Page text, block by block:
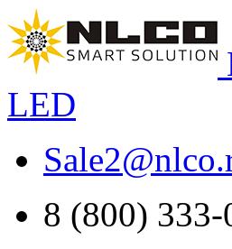
LED
Sale2@
8 (800) 333-